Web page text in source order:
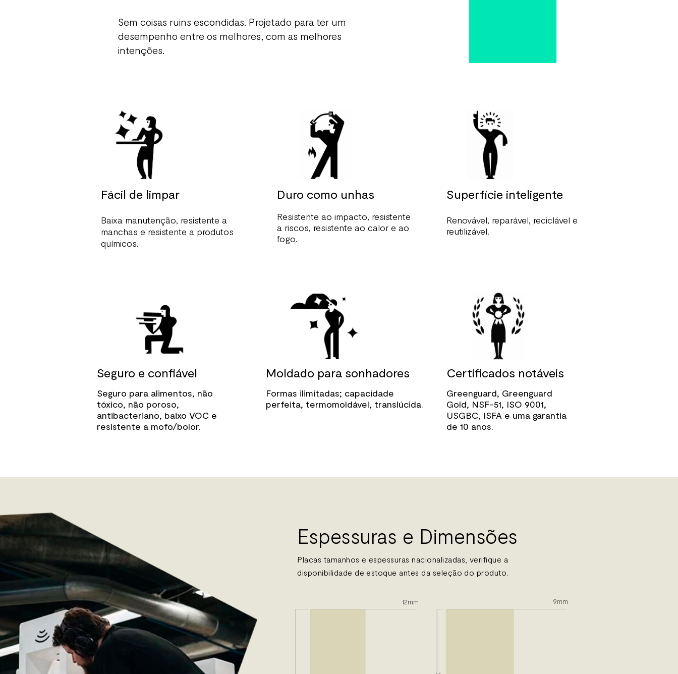
Sem coisas ruins escondidas. Projetado para ter um
desempenho entre os melhores, com as melhores
intenções.
Fácil de limpar
Baixa manutenção, resistente a
manchas e resistente a produtos
químicos.
Seguro e confiável
Seguro para alimentos, não
tóxico, não poroso,
antibacteriano, baixo VOC e
resistente a mofo/bolor.
Duro como unhas
Resistente ao impacto, resistente
a riscos, resistente ao calor e ao
fogo.
Moldado para sonhadores
Formas ilimitadas; capacidade
perfeita, termomoldável, translúcida.
Superfície inteligente
Renovável, reparável, reciclável e
reutilizável.
Certificados notáveis
Greenguard, Greenguard
Gold, NSF-51, ISO 9001,
USGBC, ISFA e uma garantia
de 10 anos.
Espessuras e Dimensões
Placas tamanhos e espessuras nacionalizadas, verifique a
disponibilidade de estoque antes da seleção do produto.
12mm 9mm